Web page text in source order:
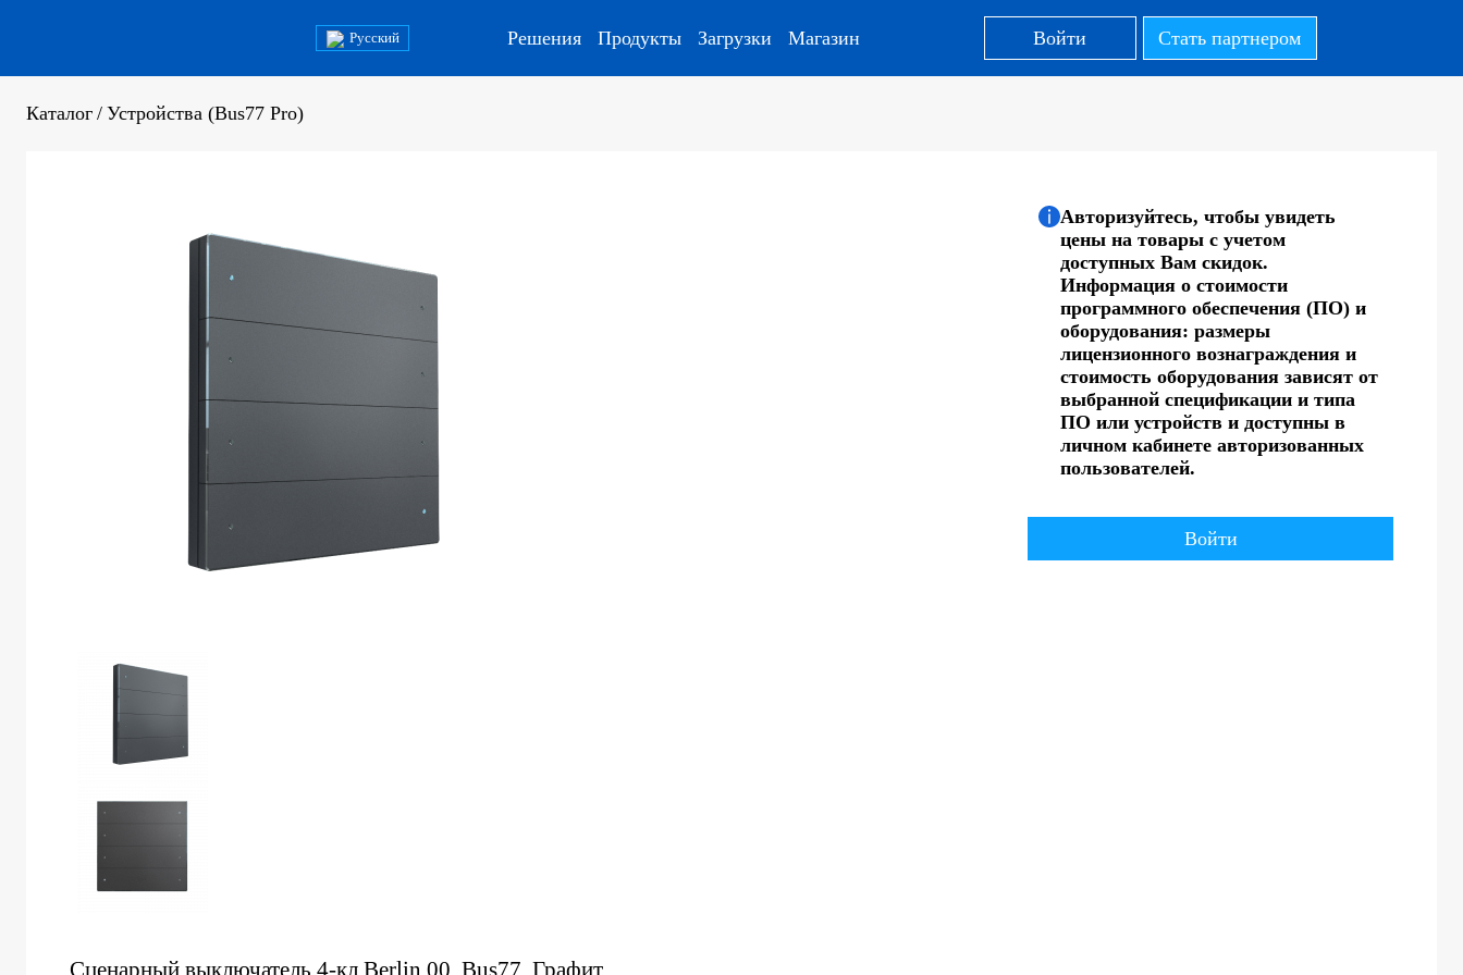
Русский Решения Продукты Загрузки Магазин Войти Стать партнером
Каталог / Устройства (Bus77 Pro)
Сценарный выключатель 4-кл Berlin 00, Bus77, Графит
Авторизуйтесь, чтобы увидеть
цены на товары с учетом
доступных Вам скидок.
Информация о стоимости
программного обеспечения (ПО) и
оборудования: размеры
лицензионного вознаграждения и
стоимость оборудования зависят от
выбранной спецификации и типа
ПО или устройств и доступны в
личном кабинете авторизованных
пользователей.
Войти